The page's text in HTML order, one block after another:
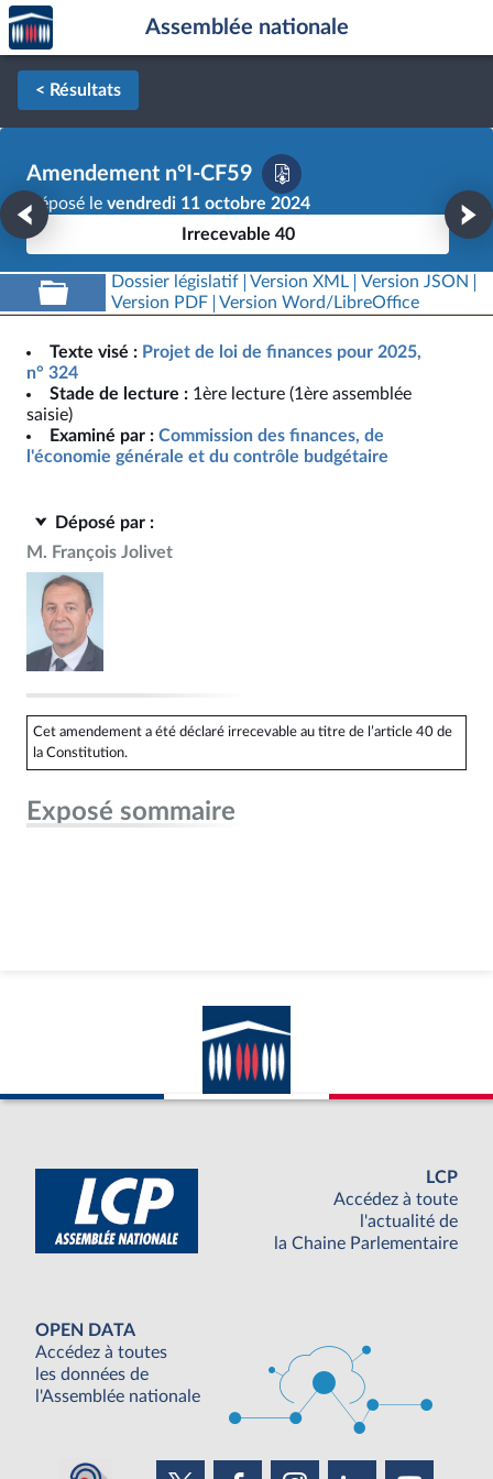
Aller au contenu
Aller en bas de la page
Accèder
à la
page
d'accueil
Assemblée nationale
< Résultats
Amendement n°I-CF59
Déposé le vendredi 11 octobre 2024
Irrecevable 40
Dossier législatif Version XML
Version JSON
Version PDF
Version Word/LibreOffice
Texte visé : Projet de loi de finances pour 2025,
n° 324
Stade de lecture : 1ère lecture (1ère assemblée
saisie)
Examiné par : Commission des finances, de
l'économie générale et du contrôle budgétaire
Déposé par :
M. François Jolivet
Cet amendement a été déclaré irrecevable au titre de l’article 40 de
la Constitution.
Exposé sommaire
LCP
Accédez à toute
l'actualité de
la Chaine Parlementaire
OPEN DATA
Accédez à toutes
les données de
l'Assemblée nationale